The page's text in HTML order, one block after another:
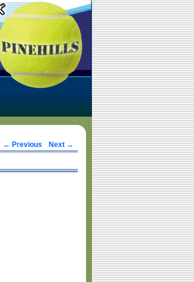
Post navigation
← Previous Next →